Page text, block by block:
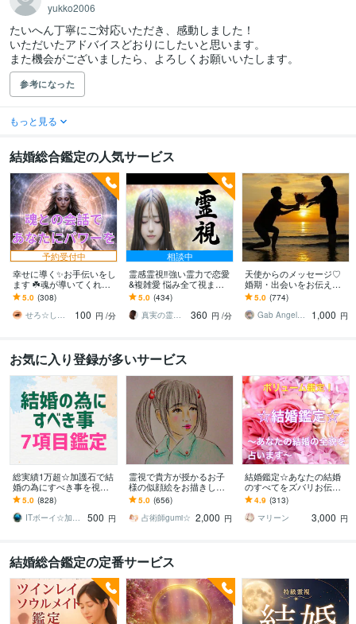
yukko2006
たいへん丁寧にご対応いただき、感動しました！
いただいたアドバイスどおりにしたいと思います。
また機会がございましたら、よろしくお願いいたします。
参考になった
もっと見る
結婚総合鑑定の人気サービス
予約受付中
幸せに導く✨お手伝いをし
ます ☘️魂が導いてくれて
います！✨それを伝えます
☘️
5.0 (308)
せろ☆しあり
100 円 /分
相談中
霊感霊視‼️強い霊力で恋愛
&複雑愛 悩み全て視ます
恋愛・複雑愛・主婦の悩
み・人間関係 金運・⭐霊
視 超ベテラン
5.0 (434)
真実の霊視鑑定✨アダ369✨
360 円 /分
天使からのメッセージ♡
婚期・出会いをお伝えし
ます いつ運命の人と出会
うか今はっきりさせませ
んか？
5.0 (774)
Gab AngelLily
1,000 円
お気に入り登録が多いサービス
総実績1万超☆加護石で結
婚の為にすべき事を視ま
す 7項目を大ボリューム鑑
定☆何か変えたい方・婚
活に疲れた方へ☆
5.0 (828)
ITボーイ☆加護石・イラスト占い師
500 円
霊視で貴方が授かるお子
様の似顔絵をお描きしま
す 子宝鑑定☆未来に授か
る赤ちゃんorお子様のお
顔とメッセージ！
5.0 (656)
占術師gumi☆ 2,000 円
結婚鑑定☆あなたの結婚
のすべてをズバリお伝え
します 結婚時期(年齢)・
結婚生活・結婚後の試練
をお届け☆
4.9 (313)
マリーン
3,000 円
結婚総合鑑定の定番サービス